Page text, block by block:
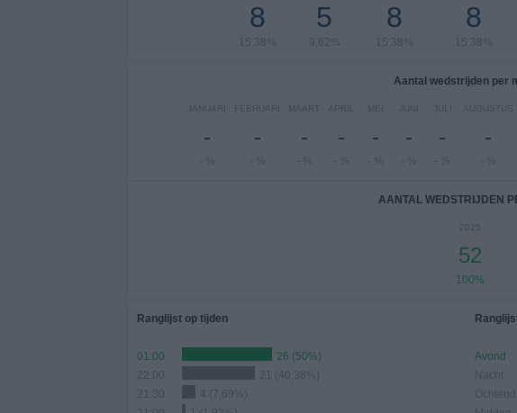
8
15,38%
5
9,62%
8
15,38%
8
15,38%
Aantal wedstrijden per
JANUARI
-
- %
FEBRUARI
-
- %
MAART
-
- %
APRIL
-
- %
MEI
-
- %
JUNI
-
- %
JULI
-
- %
AUGUSTUS
-
- %
AANTAL WEDSTRIJDEN
2025
52
100%
Ranglijst op tijden
01:00
26 (50%)
22:00
21 (40,38%)
21:30
4 (7,69%)
Avond
Nacht
Ochtend